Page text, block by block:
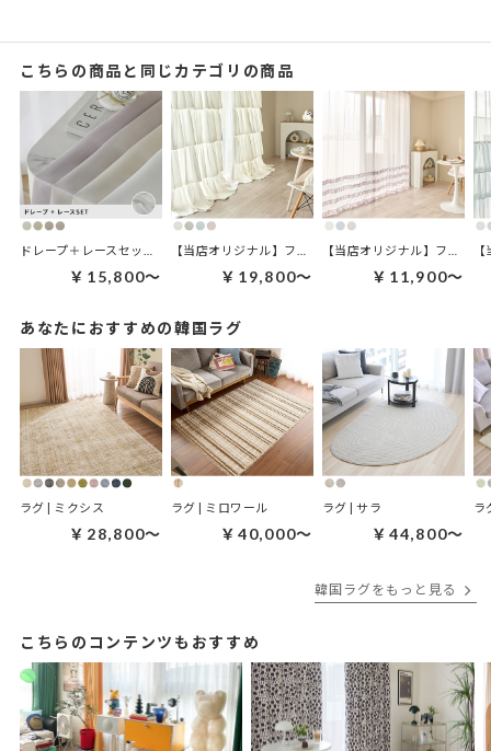
こちらの商品と同じカテゴリの商品
￥15,800～ ￥19,800～ ￥11,900～
あなたにおすすめの韓国ラグ
ラグ | ミクシス
￥28,800～
ラグ | ミロワール
￥40,000～
ラグ | サラ
￥44,800～
ラ
韓国ラグをもっと見る
こちらのコンテンツもおすすめ